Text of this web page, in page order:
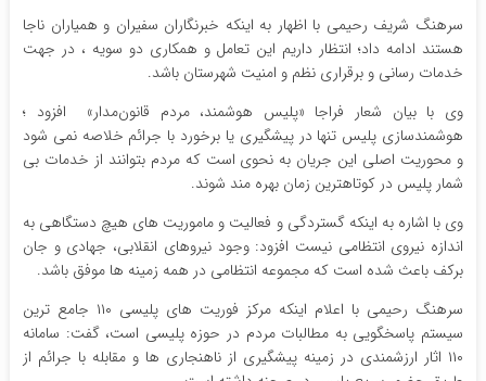
سرهنگ شریف رحیمی با اظهار به اینکه خبرنگاران سفیران و همیاران ناجا
هستند ادامه داد؛ انتظار داریم این تعامل و همکاری دو سویه ، در جهت
خدمات رسانی و برقراری نظم و امنیت شهرستان باشد.
وی با بیان شعار فراجا «پلیس هوشمند، مردم قانون‌مدار» افزود ؛
هوشمندسازی پلیس تنها در پیشگیری یا برخورد با جرائم خلاصه نمی شود
و محوریت اصلی این جریان به نحوی است که مردم بتوانند از خدمات بی
شمار پلیس در کوتاهترین زمان بهره مند شوند.
وی با اشاره به اینکه گستردگی و فعالیت و ماموریت های هیچ دستگاهی به
اندازه نیروی انتظامی نیست افزود: وجود نیروهای انقلابی، جهادی و جان
برکف باعث شده است که مجموعه انتظامی در همه زمینه ها موفق باشد.
سرهنگ رحیمی با اعلام اینکه مرکز فوریت های پلیسی ۱۱۰ جامع ترین
سیستم پاسخگویی به مطالبات مردم در حوزه پلیسی است، گفت: سامانه
۱۱۰ اثار ارزشمندی در زمینه پیشگیری از ناهنجاری ها و مقابله با جرائم از